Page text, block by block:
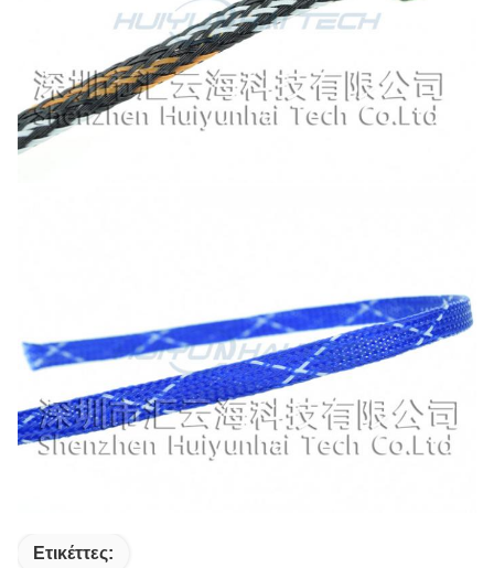
Ετικέττες: